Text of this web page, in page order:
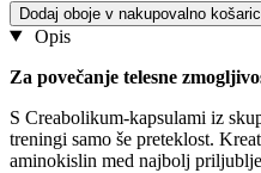
Dodaj oboje v nakupovalno
Opis
Za povečanje telesne
S Creabolikum-kapsulami iz
treningi samo še preteklost.
aminokislin med najbolj